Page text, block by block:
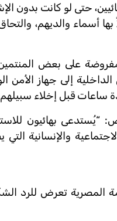
حتى لو كانت بدون
أسماء والديهم،
على بعض
إلى جهاز
ساعات قبل إخلاء
بهائيون
والإنسانية
المصرية تعرض للرد